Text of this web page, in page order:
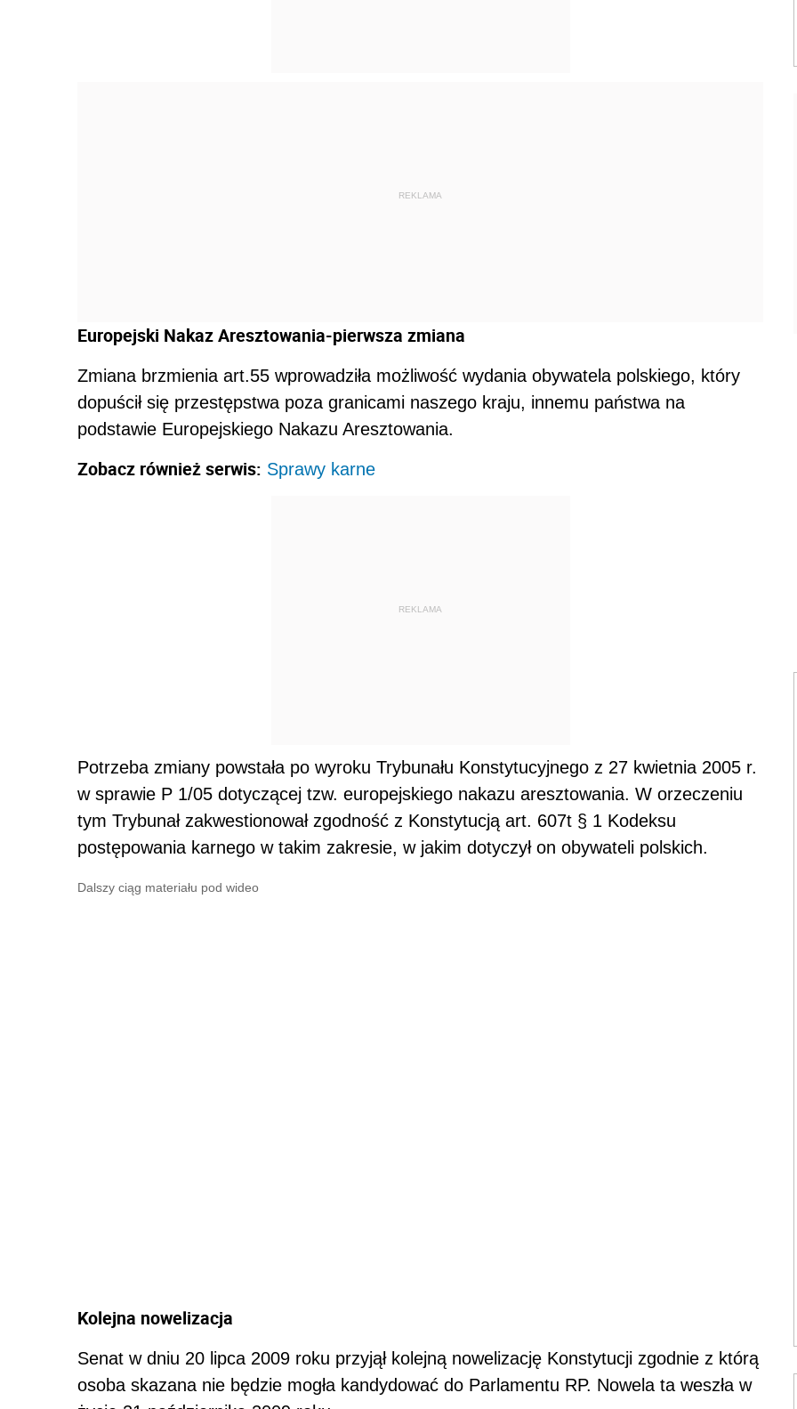
REKLAMA
Europejski Nakaz Aresztowania-pierwsza zmiana
Zmiana brzmienia art.55 wprowadziła możliwość wydania obywatela polskiego, który
dopuścił się przestępstwa poza granicami naszego kraju, innemu państwa na
podstawie Europejskiego Nakazu Aresztowania.
Zobacz również serwis: Sprawy karne
REKLAMA
Potrzeba zmiany powstała po wyroku Trybunału Konstytucyjnego z 27 kwietnia 2005 r.
w sprawie P 1/05 dotyczącej tzw. europejskiego nakazu aresztowania. W orzeczeniu
tym Trybunał zakwestionował zgodność z Konstytucją art. 607t § 1 Kodeksu
postępowania karnego w takim zakresie, w jakim dotyczył on obywateli polskich.
Dalszy ciąg materiału pod wideo
Kolejna nowelizacja
Senat w dniu 20 lipca 2009 roku przyjął kolejną nowelizację Konstytucji zgodnie z którą
osoba skazana nie będzie mogła kandydować do Parlamentu RP. Nowela ta weszła w